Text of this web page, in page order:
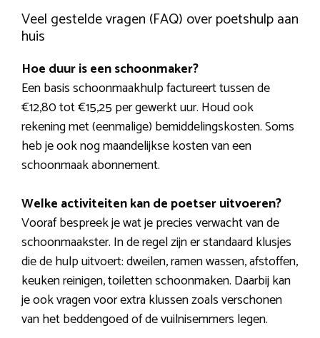
Veel gestelde vragen (FAQ) over poetshulp aan
huis
Hoe duur is een schoonmaker?
Een basis schoonmaakhulp factureert tussen de
€12,80 tot €15,25 per gewerkt uur. Houd ook
rekening met (eenmalige) bemiddelingskosten. Soms
heb je ook nog maandelijkse kosten van een
schoonmaak abonnement.
Welke activiteiten kan de poetser uitvoeren?
Vooraf bespreek je wat je precies verwacht van de
schoonmaakster. In de regel zijn er standaard klusjes
die de hulp uitvoert: dweilen, ramen wassen, afstoffen,
keuken reinigen, toiletten schoonmaken. Daarbij kan
je ook vragen voor extra klussen zoals verschonen
van het beddengoed of de vuilnisemmers legen.